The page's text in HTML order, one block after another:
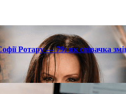
Ротару — 79: як співачка